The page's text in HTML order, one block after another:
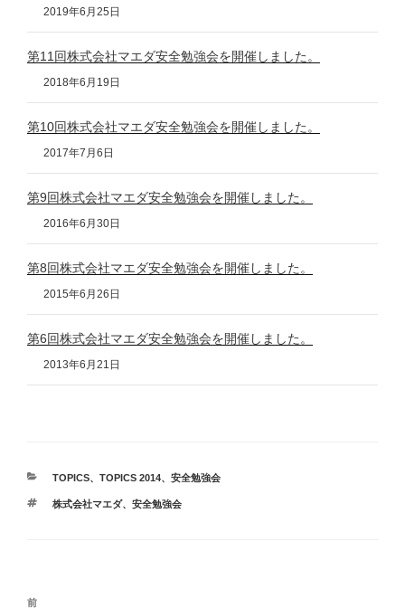
2019年6月25日
第11回株式会社マエダ安全勉強会を開催しました。
2018年6月19日
第10回株式会社マエダ安全勉強会を開催しました。
2017年7月6日
第9回株式会社マエダ安全勉強会を開催しました。
2016年6月30日
第8回株式会社マエダ安全勉強会を開催しました。
2015年6月26日
第6回株式会社マエダ安全勉強会を開催しました。
2013年6月21日
カ
ゴ
TOPICS、 TOPICS 2014、 安全勉強会
タ
株式会社マエダ、 安全勉強会
投
前
前